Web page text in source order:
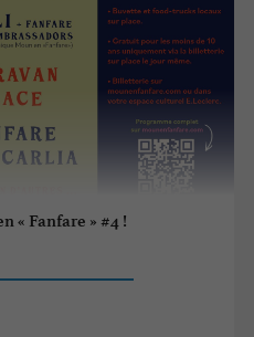
« Fanfare » #4 !